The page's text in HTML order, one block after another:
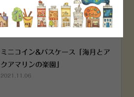
ミニコイン&パスケース「海月とア
クアマリンの楽園」
2021.11.06